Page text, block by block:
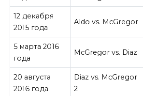
12 декабря
2015 года
Aldo vs. McGregor
5 марта 2016
года
McGregor vs. Diaz
20 августа
2016 года
Diaz vs. McGregor
2